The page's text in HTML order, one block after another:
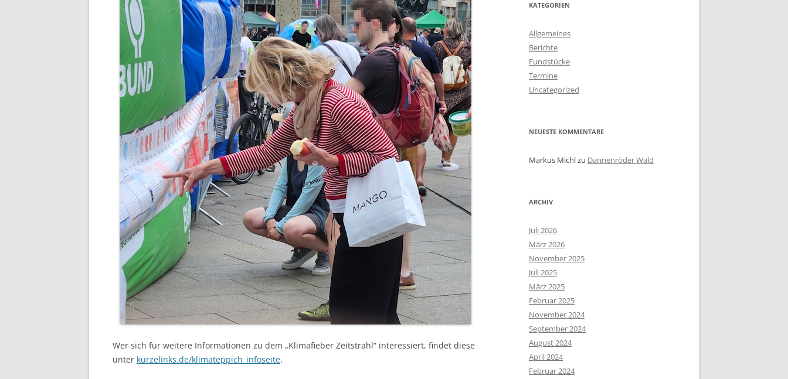
Wer sich für weitere Informationen zu dem „Klimafieber Zeitstrahl“ interessiert, findet diese
unter kurzelinks.de/klimateppich_infoseite.
KATEGORIEN
Allgemeines
Berichte
Fundstücke
Termine
Uncategorized
NEUESTE KOMMENTARE
Markus Michlzu Dannenröder Wald
ARCHIV
Juli 2026
März 2026
November 2025
Juli 2025
März 2025
Februar 2025
November 2024
September 2024
August 2024
April 2024
Februar 2024